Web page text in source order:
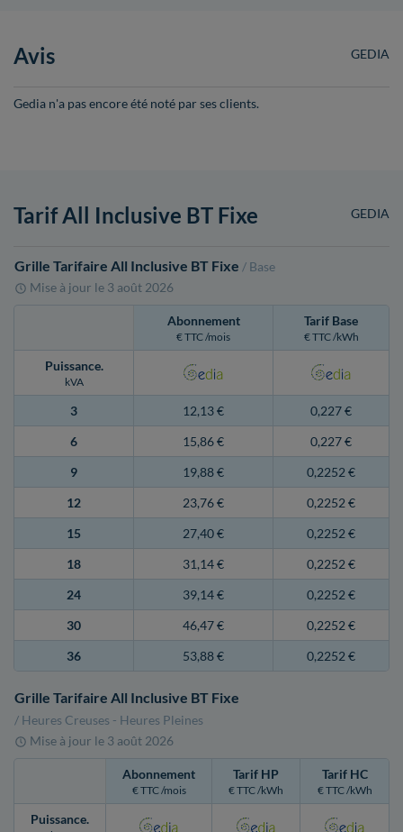
GEDIA
Avis
Gedia n'a pas encore été noté par ses clients.
GEDIA
Tarif All Inclusive BT Fixe
Grille Tarifaire All Inclusive BT Fixe / Base
Mise à jour le 3 août 2026
Abonnement
€ TTC /mois
Tarif Base
€ TTC /kWh
Puissance.
kVA
3 12,13 €
0,227 €
6
15,86 €
0,227 €
9
19,88 €
0,2252 €
12
23,76 €
0,2252 €
15
27,40 €
0,2252 €
18
31,14 €
0,2252 €
24
39,14 €
0,2252 €
30
46,47 €
0,2252 €
36
53,88 € 0,2252 €
Grille Tarifaire All Inclusive BT Fixe
/ Heures Creuses - Heures Pleines
Mise à jour le 3 août 2026
Abonnement
€ TTC /mois
Tarif HP
€ TTC /kWh
Tarif HC
€ TTC /kWh
Puissance.